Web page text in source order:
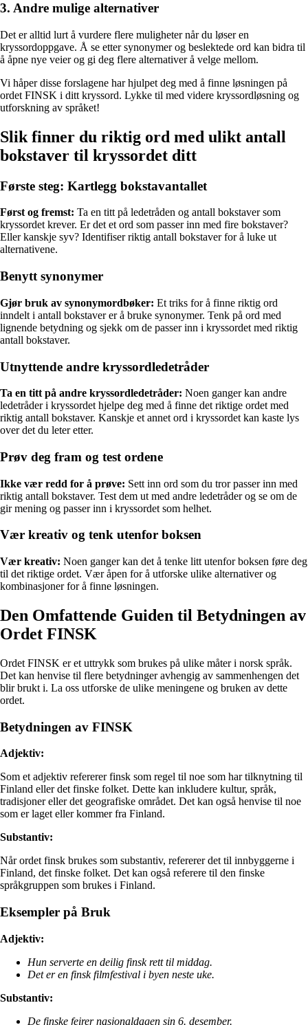
3. Andre mulige alternativer
Det er alltid lurt å vurdere flere muligheter når du løser en
kryssordoppgave. Å se etter synonymer og beslektede ord kan bidra til
å åpne nye veier og gi deg flere alternativer å velge mellom.
Vi håper disse forslagene har hjulpet deg med å finne løsningen på
ordet FINSK i ditt kryssord. Lykke til med videre kryssordløsning og
utforskning av språket!
Slik finner du riktig ord med ulikt antall
bokstaver til kryssordet ditt
Første steg: Kartlegg bokstavantallet
Først og fremst: Ta en titt på ledetråden og antall bokstaver som
kryssordet krever. Er det et ord som passer inn med fire bokstaver?
Eller kanskje syv? Identifiser riktig antall bokstaver for å luke ut
alternativene.
Benytt synonymer
Gjør bruk av synonymordbøker: Et triks for å finne riktig ord
inndelt i antall bokstaver er å bruke synonymer. Tenk på ord med
lignende betydning og sjekk om de passer inn i kryssordet med riktig
antall bokstaver.
Utnyttende andre kryssordledetråder
Ta en titt på andre kryssordledetråder: Noen ganger kan andre
ledetråder i kryssordet hjelpe deg med å finne det riktige ordet med
riktig antall bokstaver. Kanskje et annet ord i kryssordet kan kaste lys
over det du leter etter.
Prøv deg fram og test ordene
Ikke vær redd for å prøve: Sett inn ord som du tror passer inn med
riktig antall bokstaver. Test dem ut med andre ledetråder og se om de
gir mening og passer inn i kryssordet som helhet.
Vær kreativ og tenk utenfor boksen
Vær kreativ: Noen ganger kan det å tenke litt utenfor boksen føre deg
til det riktige ordet. Vær åpen for å utforske ulike alternativer og
kombinasjoner for å finne løsningen.
Den Omfattende Guiden til Betydningen av
Ordet FINSK
Ordet FINSK er et uttrykk som brukes på ulike måter i norsk språk.
Det kan henvise til flere betydninger avhengig av sammenhengen det
blir brukt i. La oss utforske de ulike meningene og bruken av dette
ordet.
Betydningen av FINSK
Adjektiv:
Som et adjektiv refererer finsk som regel til noe som har tilknytning til
Finland eller det finske folket. Dette kan inkludere kultur, språk,
tradisjoner eller det geografiske området. Det kan også henvise til noe
som er laget eller kommer fra Finland.
Substantiv:
Når ordet finsk brukes som substantiv, refererer det til innbyggerne i
Finland, det finske folket. Det kan også referere til den finske
språkgruppen som brukes i Finland.
Eksempler på Bruk
Adjektiv:
Hun serverte en deilig finsk rett til middag.
Det er en finsk filmfestival i byen neste uke.
Substantiv:
De finske feirer nasjonaldagen sin 6. desember.